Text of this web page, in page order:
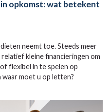
opkomst: wat betekent
neemt toe. Steeds meer
kleine financieringen om
flexibel in te spelen op
moet u op letten?